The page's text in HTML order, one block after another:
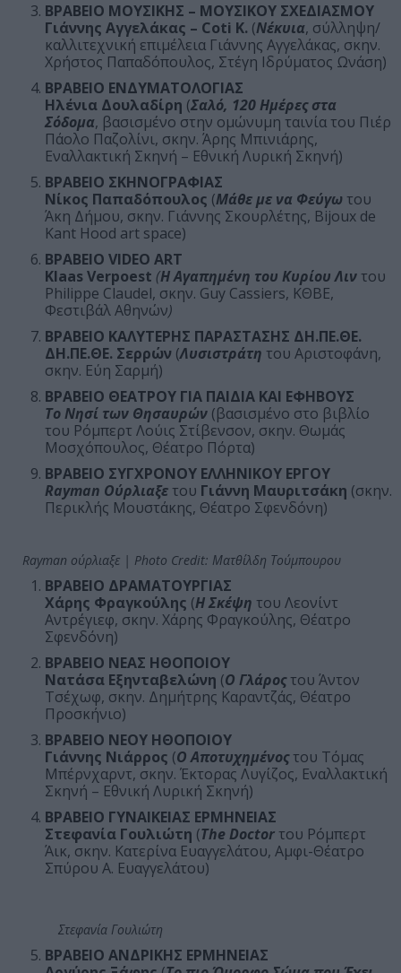
ΒΡΑΒΕΙΟ ΜΟΥΣΙΚΗΣ – ΜΟΥΣΙΚΟΥ ΣΧΕΔΙΑΣΜΟΥ
Γιάννης Αγγελάκας – Coti K. (Νέκυια, σύλληψη/
καλλιτεχνική επιμέλεια Γιάννης Αγγελάκας, σκην.
Χρήστος Παπαδόπουλος, Στέγη Ιδρύματος Ωνάση)
ΒΡΑΒΕΙΟ ΕΝΔΥΜΑΤΟΛΟΓΙΑΣ
Ηλένια Δουλαδίρη (Σαλό, 120 Ημέρες στα
Σόδομα, βασισμένο στην ομώνυμη ταινία του Πιέρ
Πάολο Παζολίνι, σκην. Άρης Μπινιάρης,
Εναλλακτική Σκηνή – Εθνική Λυρική Σκηνή)
ΒΡΑΒΕΙΟ ΣΚΗΝΟΓΡΑΦΙΑΣ
Νίκος Παπαδόπουλος (Μάθε με να Φεύγω του
Άκη Δήμου, σκην. Γιάννης Σκουρλέτης, Bijoux de
Kant Hood art space)
ΒΡΑΒΕΙΟ VIDEO ART
Klaas Verpoest (Η Αγαπημένη του Κυρίου Λιν του
Philippe Claudel, σκην. Guy Cassiers, ΚΘΒΕ,
Φεστιβάλ Αθηνών)
ΒΡΑΒΕΙΟ ΚΑΛΥΤΕΡΗΣ ΠΑΡΑΣΤΑΣΗΣ ΔΗ.ΠΕ.ΘΕ.
ΔΗ.ΠΕ.ΘΕ. Σερρών (Λυσιστράτη του Αριστοφάνη,
σκην. Εύη Σαρμή)
ΒΡΑΒΕΙΟ ΘΕΑΤΡΟΥ ΓΙΑ ΠΑΙΔΙΑ ΚΑΙ ΕΦΗΒΟΥΣ
Το Νησί των Θησαυρών (βασισμένο στο βιβλίο
του Ρόμπερτ Λούις Στίβενσον, σκην. Θωμάς
Μοσχόπουλος, Θέατρο Πόρτα)
ΒΡΑΒΕΙΟ ΣΥΓΧΡΟΝΟΥ ΕΛΛΗΝΙΚΟΥ ΕΡΓΟΥ
Rayman Ούρλιαξε του Γιάννη Μαυριτσάκη (σκην.
Περικλής Μουστάκης, Θέατρο Σφενδόνη)
Rayman ούρλιαξε | Photo Credit: Ματθίλδη Τούμπουρου
ΒΡΑΒΕΙΟ ΔΡΑΜΑΤΟΥΡΓΙΑΣ
Χάρης Φραγκούλης (Η Σκέψη του Λεονίντ
Αντρέγιεφ, σκην. Χάρης Φραγκούλης, Θέατρο
Σφενδόνη)
ΒΡΑΒΕΙΟ ΝΕΑΣ ΗΘΟΠΟΙΟΥ
Νατάσα Εξηνταβελώνη (Ο Γλάροςτου Άντον
Τσέχωφ, σκην. Δημήτρης Καραντζάς, Θέατρο
Προσκήνιο)
ΒΡΑΒΕΙΟ ΝΕΟΥ ΗΘΟΠΟΙΟΥ
Γιάννης Νιάρρος (Ο Αποτυχημένος του Τόμας
Μπέρνχαρντ, σκην. Έκτορας Λυγίζος, Εναλλακτική
Σκηνή – Εθνική Λυρική Σκηνή)
ΒΡΑΒΕΙΟ ΓΥΝΑΙΚΕΙΑΣ ΕΡΜΗΝΕΙΑΣ
Στεφανία Γουλιώτη (The Doctor του Ρόμπερτ
Άικ, σκην. Κατερίνα Ευαγγελάτου, Αμφι-Θέατρο
Σπύρου Α. Ευαγγελάτου)
Στεφανία Γουλιώτη
ΒΡΑΒΕΙΟ ΑΝΔΡΙΚΗΣ ΕΡΜΗΝΕΙΑΣ